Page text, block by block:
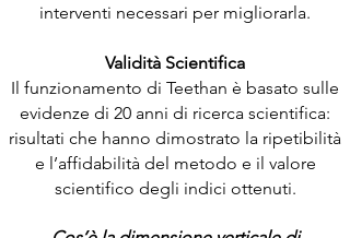
interventi necessari per migliorarla.
Validità Scientifica
Il funzionamento di Teethan è basato sulle
evidenze di 20 anni di ricerca scientifica:
risultati che hanno dimostrato la ripetibilità
e l’affidabilità del metodo e il valore
scientifico degli indici ottenuti.